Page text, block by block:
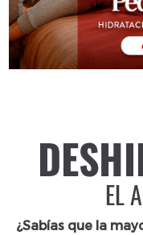
EL
¿Sabías que la